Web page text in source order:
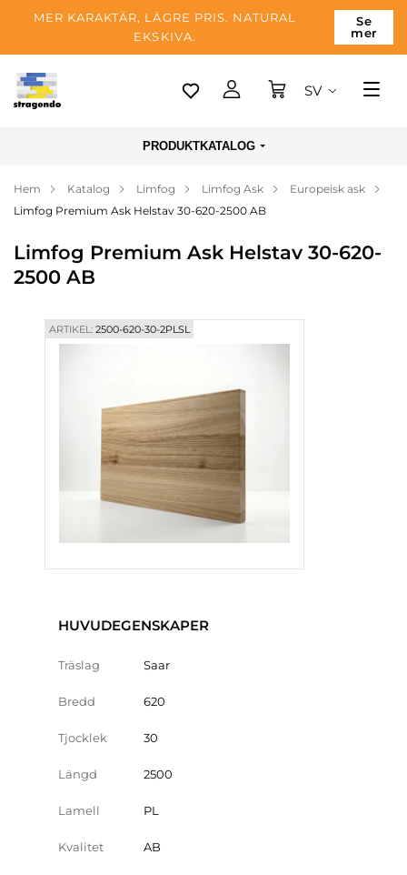
MER KARAKTÄR, LÄGRE PRIS. NATURAL
EKSKIVA.
Se
mer
Tallinn
Betalning
Blogg
SV
PRODUKTKATALOG
Hem Katalog Limfog Limfog Ask
Europeisk ask
Limfog Premium Ask Helstav 30-620-2500 AB
Limfog Premium Ask Helstav 30-620-
2500 AB
ARTIKEL:2500-620-30-2PLSL
HUVUDEGENSKAPER
Träslag Saar
Bredd 620
Tjocklek 30
Längd 2500
Lamell PL
Kvalitet AB